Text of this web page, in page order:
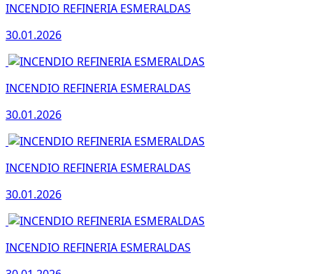
INCENDIO REFINERIA ESMERALDAS
30.01.2026
INCENDIO REFINERIA ESMERALDAS
30.01.2026
INCENDIO REFINERIA ESMERALDAS
30.01.2026
INCENDIO REFINERIA ESMERALDAS